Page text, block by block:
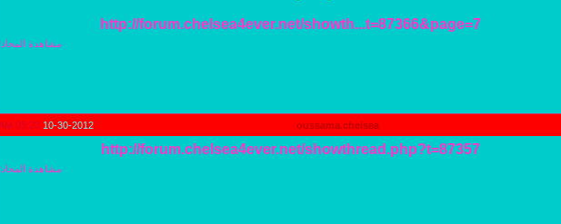
http://forum.chelsea4ever.net/showth...t=87366&page=7
مشاهدة
10-30-2012
03:23 AM oussama.chelsea
http://forum.chelsea4ever.net/showthread.php?t=87357
مشاهدة